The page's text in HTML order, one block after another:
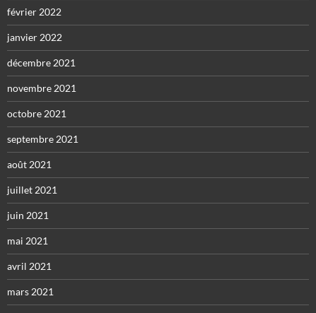
février 2022
janvier 2022
décembre 2021
novembre 2021
octobre 2021
septembre 2021
août 2021
juillet 2021
juin 2021
mai 2021
avril 2021
mars 2021